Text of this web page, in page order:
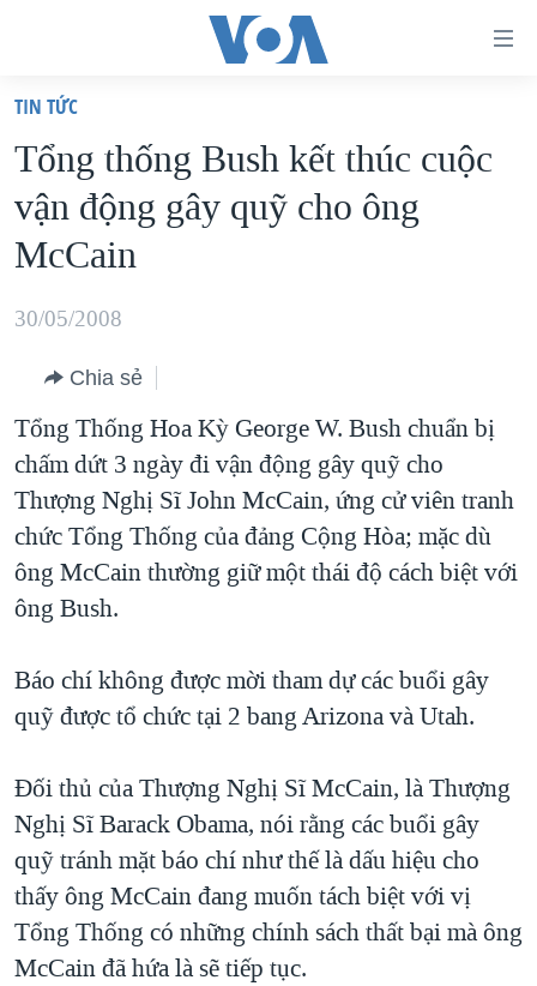
truy
cập
Tới
nội
chính
hướng
chính
Đi
tới
"Tìm"
VIỆT NAM
HOA KỲ
BIỂN ĐÔNG
THẾ GIỚI
DIỄN ĐÀN
MỤC
TỰ DO BÁO CHÍ
VẠCH TRẦN TIN GIẢ
NGƯỜI VIỆT HẢI NGOẠI
ĐỜI SỐNG
KHOA HỌC
SỨC KHOẺ
VĂN HOÁ
THỂ THAO
GIÁO DỤC
CHUYÊN ĐỀ
CHIẾN TRANH THƯƠNG MẠI CỦA MỸ: QUÁ KHỨ VÀ HIỆN
TẠI
HÀNH TRÌNH BẦU CỬ 2024
GIẢI MÃ VÀNH ĐAI & CON ĐƯỜNG
NGÀY TỊ NẠN THẾ GIỚI
GROUND ZERO – XƯA VÀ NAY
CHI PHÍ CHIẾN TRANH AFGHANISTAN
CÁC GIÁ TRỊ CỘNG HÒA Ở VIỆT NAM
THƯỢNG ĐỈNH TRUMP-KIM TẠI VIỆT NAM
TRỊNH VĨNH BÌNH VS. CHÍNH PHỦ VIỆT NAM
HỌC TIẾNG ANH
VIDEO
NGHE
MẠNG XÃ HỘI
Ngôn ngữ khác
TIN TỨC
Tổng thống Bush kết thúc cuộc
vận động gây quỹ cho ông
McCain
30/05/2008
Chia sẻ
Tổng Thống Hoa Kỳ George W. Bush chuẩn bị
chấm dứt 3 ngày đi vận động gây quỹ cho
Thượng Nghị Sĩ John McCain, ứng cử viên tranh
chức Tổng Thống của đảng Cộng Hòa; mặc dù
ông McCain thường giữ một thái độ cách biệt với
ông Bush.
Báo chí không được mời tham dự các buổi gây
quỹ được tổ chức tại 2 bang Arizona và Utah.
Đối thủ của Thượng Nghị Sĩ McCain, là Thượng
Nghị Sĩ Barack Obama, nói rằng các buổi gây
quỹ tránh mặt báo chí như thế là dấu hiệu cho
thấy ông McCain đang muốn tách biệt với vị
Tổng Thống có những chính sách thất bại mà ông
McCain đã hứa là sẽ tiếp tục.